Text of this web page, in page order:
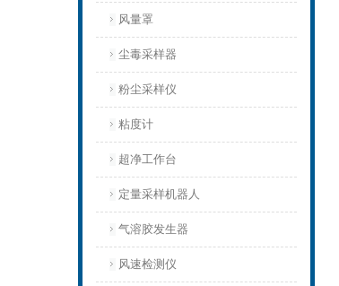
风量罩
尘毒采样器
粉尘采样仪
粘度计
超净工作台
定量采样机器人
气溶胶发生器
风速检测仪